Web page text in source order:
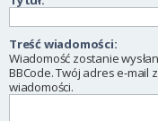
Treść wiadomości:
Wiadomość zostanie
BBCode. Twój adres e-
wiadomości.